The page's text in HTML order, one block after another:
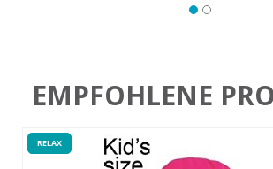
EMPFOHLENE
RELAX